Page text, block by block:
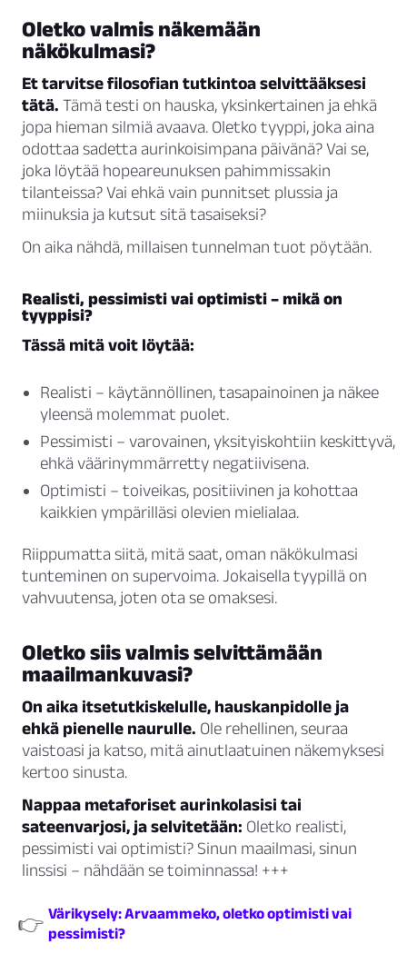
Oletko valmis näkemään
näkökulmasi?
Et tarvitse filosofian tutkintoa selvittääksesi
tätä. Tämä testi on hauska, yksinkertainen ja ehkä
jopa hieman silmiä avaava. Oletko tyyppi, joka aina
odottaa sadetta aurinkoisimpana päivänä? Vai se,
joka löytää hopeareunuksen pahimmissakin
tilanteissa? Vai ehkä vain punnitset plussia ja
miinuksia ja kutsut sitä tasaiseksi?
On aika nähdä, millaisen tunnelman tuot pöytään.
Realisti, pessimisti vai optimisti – mikä on
tyyppisi?
Tässä mitä voit löytää:
Realisti – käytännöllinen, tasapainoinen ja näkee
yleensä molemmat puolet.
Pessimisti – varovainen, yksityiskohtiin keskittyvä,
ehkä väärinymmärretty negatiivisena.
Optimisti – toiveikas, positiivinen ja kohottaa
kaikkien ympärilläsi olevien mielialaa.
Riippumatta siitä, mitä saat, oman näkökulmasi
tunteminen on supervoima. Jokaisella tyypillä on
vahvuutensa, joten ota se omaksesi.
Oletko siis valmis selvittämään
maailmankuvasi?
On aika itsetutkiskelulle, hauskanpidolle ja
ehkä pienelle naurulle. Ole rehellinen, seuraa
vaistoasi ja katso, mitä ainutlaatuinen näkemyksesi
kertoo sinusta.
Nappaa metaforiset aurinkolasisi tai
sateenvarjosi, ja selvitetään: Oletko realisti,
pessimisti vai optimisti? Sinun maailmasi, sinun
linssisi – nähdään se toiminnassa! +++
👉 Värikysely: Arvaammeko, oletko optimisti vai
pessimisti?